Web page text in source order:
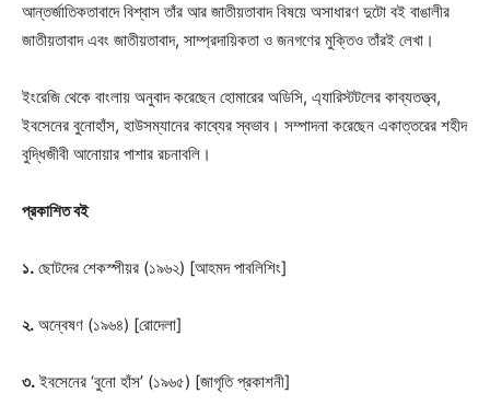
আন্তর্জাতিকতাবাদে বিশ্বাস তাঁর আর জাতীয়তাবাদ বিষয়ে অসাধারণ দুটো বই বাঙালীর
জাতীয়তাবাদ এবং জাতীয়তাবাদ, সাম্প্রদায়িকতা ও জনগণের মুক্তিও তাঁরই লেখা।
ইংরেজি থেকে বাংলায় অনুবাদ করেছেন হোমারের অডিসি, এ্যারিস্টটলের কাব্যতত্ত্ব,
ইবসেনের বুনোহাঁস, হাউসম্যানের কাব্যের স্বভাব। সম্পাদনা করেছেন একাত্তরের শহীদ
বুদ্ধিজীবী আনোয়ার পাশার রচনাবলি।
প্রকাশিত বই
১. ছোটদের শেকস্পীয়র (১৯৬২) [আহমদ পাবলিশিং]
২. অন্বেষণ (১৯৬৪) [রোদেলা]
৩.ইবসেনের ‘বুনো হাঁস’ (১৯৬৫) [জাগৃতি প্রকাশনী]